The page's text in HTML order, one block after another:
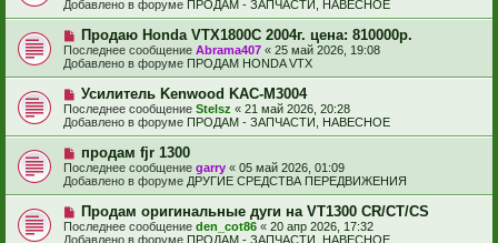
и
е
о
б
щ
е
н
и
е
о
е
с
о
о
б
щ
е
н
и
Добавлено в форуме ПРОДАМ - ЗАПЧАСТИ, НАВЕСНОЕ
Н
о
в
о
е
с
о
о
б
щ
е
н
и
е
Продаю Honda VTX1800С 2004г. цена: 810000р.
Последнее сообщение Abrama407 « 25 май 2026, 19:08
Добавлено в форуме ПРОДАМ HONDA VTX
Н
о
в
о
с
о
о
б
щ
е
н
Усилитель Kenwood KAC-M3004
Последнее сообщение Stelsz « 21 май 2026, 20:28
Добавлено в форуме ПРОДАМ - ЗАПЧАСТИ, НАВЕСНОЕ
Н
о
в
о
е
с
о
продам fjr 1300
Последнее сообщение garry « 05 май 2026, 01:09
Добавлено в форуме ДРУГИЕ СРЕДСТВА ПЕРЕДВИЖЕНИЯ
Н
о
в
Продам оригинальные дуги на VT1300 CR/CT/CS
Последнее сообщение den_cot86 « 20 апр 2026, 17:32
Добавлено в форуме ПРОДАМ - ЗАПЧАСТИ, НАВЕСНОЕ